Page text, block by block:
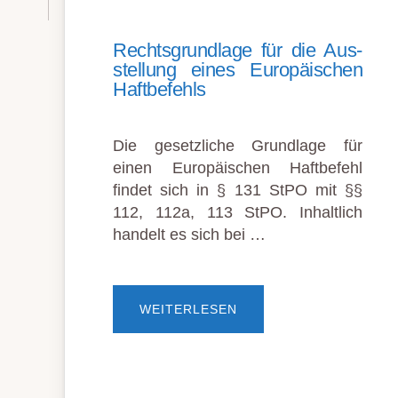
Rechts­grund­lage für die Aus­
stell­ung eines Euro­päischen
Haft­befehls
Die gesetzliche Grundlage für
einen Euro­päischen Haft­befehl
findet sich in § 131 StPO mit §§
112, 112a, 113 StPO. Inhalt­lich
handelt es sich bei …
WEITERLESEN
LAGE